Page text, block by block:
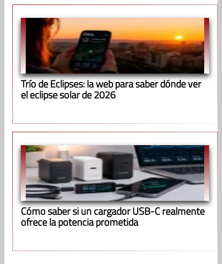
Trío de Eclipses: la web para saber dónde ver
el eclipse solar de 2026
Cómo saber si un cargador USB-C realmente
ofrece la potencia prometida